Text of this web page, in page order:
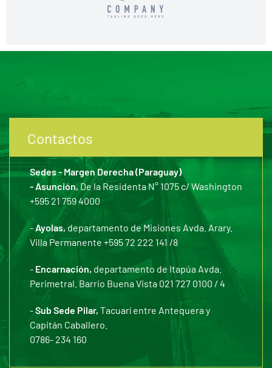
Contactos
Sedes - Margen Derecha (Paraguay)
- Asunción, De la Residenta N° 1075 c/ Washington
+595 21 759 4000
-Ayolas, departamento de Misiones Avda. Arary.
Villa Permanente +595 72 222 141 /8
- Encarnación, departamento de Itapúa Avda.
Perimetral. Barrio Buena Vista 021 727 0100 / 4
-Sub Sede Pilar, Tacuarí entre Antequera y
Capitán Caballero.
0786- 234 160